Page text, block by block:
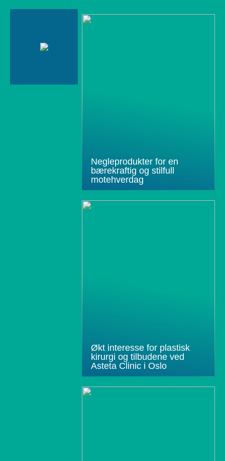
Negleprodukter for en
bærekraftig og stilfull
motehverdag
Økt interesse for plastisk
kirurgi og tilbudene ved
Asteta Clinic i Oslo